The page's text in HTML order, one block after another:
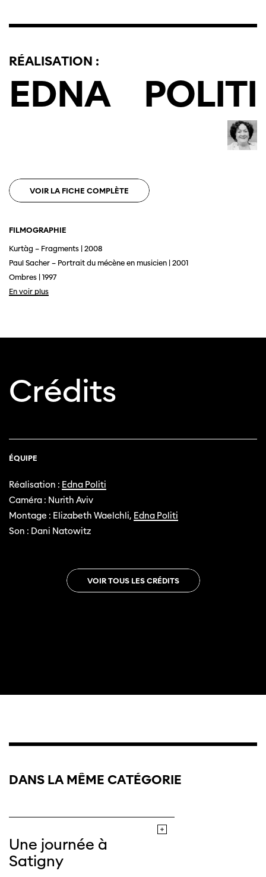
Cette page ne s'affiche pas de manière
optimale avec Internet Explorer. Veuillez
RÉALISATION :
EDNA POLITI
VOIR LA FICHE COMPLÈTE
FILMOGRAPHIE
Kurtàg – Fragments | 2008
Paul Sacher – Portrait du mécène en musicien | 2001
Ombres | 1997
En voir plus
Crédits
ÉQUIPE
Réalisation : Edna Politi
Caméra : Nurith Aviv
Montage : Elizabeth Waelchli, Edna Politi
Son : Dani Natowitz
VOIR TOUS LES CRÉDITS
DANS LA MÊME CATÉGORIE
Une journée à
Satigny